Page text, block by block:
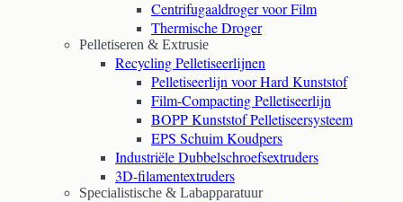
Centrifugaaldroger voor Film
Thermische Droger
Pelletiseren & Extrusie
Recycling Pelletiseerlijnen
Pelletiseerlijn voor Hard Kunststof
Film-Compacting Pelletiseerlijn
BOPP Kunststof Pelletiseersysteem
EPS Schuim Koudpers
Industriële Dubbelschroefsextruders
3D-filamentextruders
Specialistische & Labapparatuur